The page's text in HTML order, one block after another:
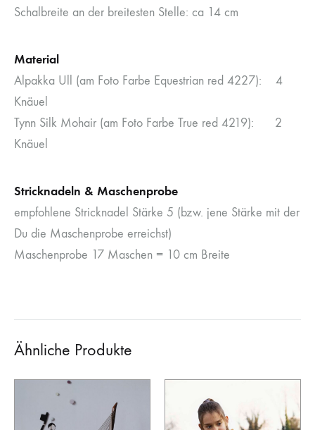
Schalbreite an der breitesten Stelle: ca 14 cm
Material
Alpakka Ull (am Foto Farbe Equestrian red 4227): 4
Knäuel
Tynn Silk Mohair (am Foto Farbe True red 4219): 2
Knäuel
Stricknadeln & Maschenprobe
empfohlene Stricknadel Stärke 5 (bzw. jene Stärke mit der
Du die Maschenprobe erreichst)
Maschenprobe 17 Maschen = 10 cm Breite
Ähnliche Produkte